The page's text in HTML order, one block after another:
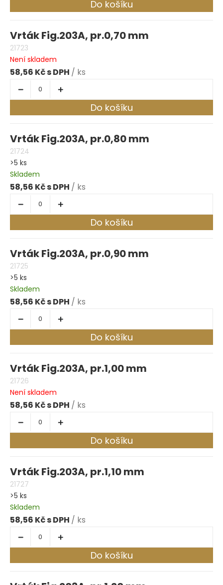
Do košíku
Vrták Fig.203A, pr.0,70 mm
21723
Není skladem
58,56 Kč / ks
Do košíku
Vrták Fig.203A, pr.0,80 mm
21724
>5 ks
Skladem
58,56 Kč / ks
Do košíku
Vrták Fig.203A, pr.0,90 mm
21725
>5 ks
Skladem
58,56 Kč / ks
Do košíku
Vrták Fig.203A, pr.1,00 mm
21726
Není skladem
58,56 Kč / ks
Do košíku
Vrták Fig.203A, pr.1,10 mm
21727
>5 ks
Skladem
58,56 Kč / ks
Do košíku